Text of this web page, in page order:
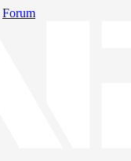
Forum